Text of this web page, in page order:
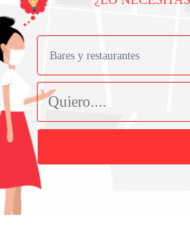
Bares y restaurantes